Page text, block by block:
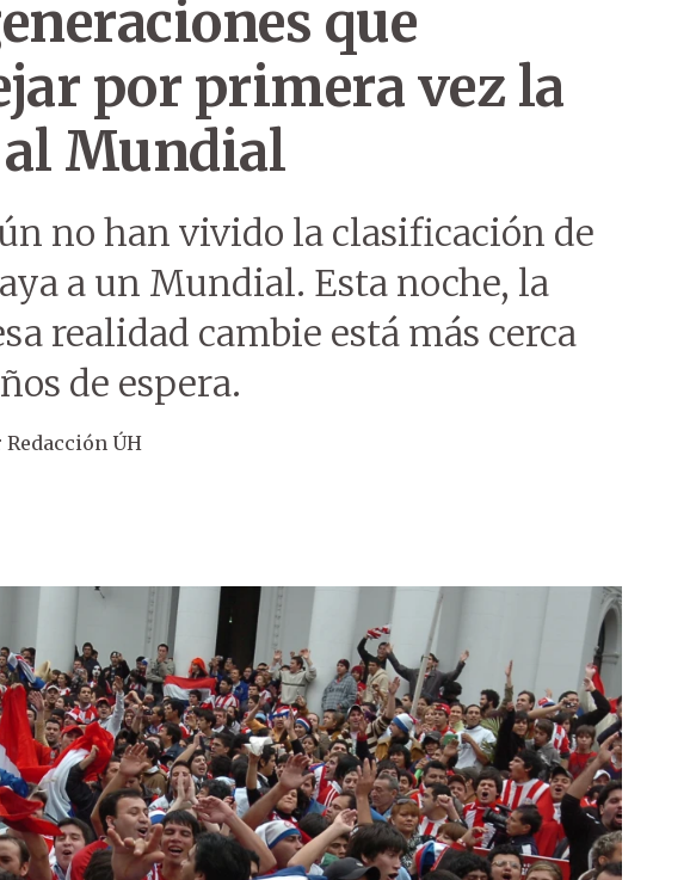
que
por primera vez la
Mundial
no han vivido la clasificación de
a un Mundial. Esta noche, la
realidad cambie está más cerca
de espera.
Redacción ÚH